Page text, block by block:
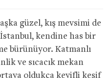
güzel, kış mevsimi de
kendine has bir
bürünüyor. Katmanlı
ve sıcacık mekan
oldukça keyifli keşif